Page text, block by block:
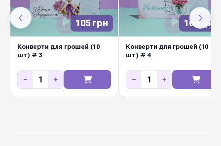
105 грн
Конверти для грошей (10
шт) # 3
− +
105 грн
Конверти для грошей (10
шт) # 4
− +